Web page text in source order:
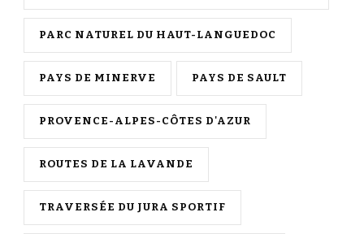
PARC NATUREL DU HAUT-LANGUEDOC
PAYS DE MINERVE PAYS DE SAULT
PROVENCE-ALPES-CÔTES D'AZUR
ROUTES DE LA LAVANDE
TRAVERSÉE DU JURA SPORTIF